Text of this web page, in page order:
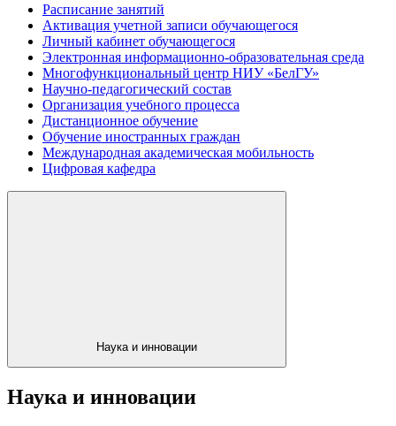
Расписание занятий
Активация учетной записи обучающегося
Личный кабинет обучающегося
Электронная информационно-образовательная среда
Многофункциональный центр НИУ «БелГУ»
Научно-педагогический состав
Организация учебного процесса
Дистанционное обучение
Обучение иностранных граждан
Международная академическая мобильность
Цифровая кафедра
Наука и инновации
Наука и инновации